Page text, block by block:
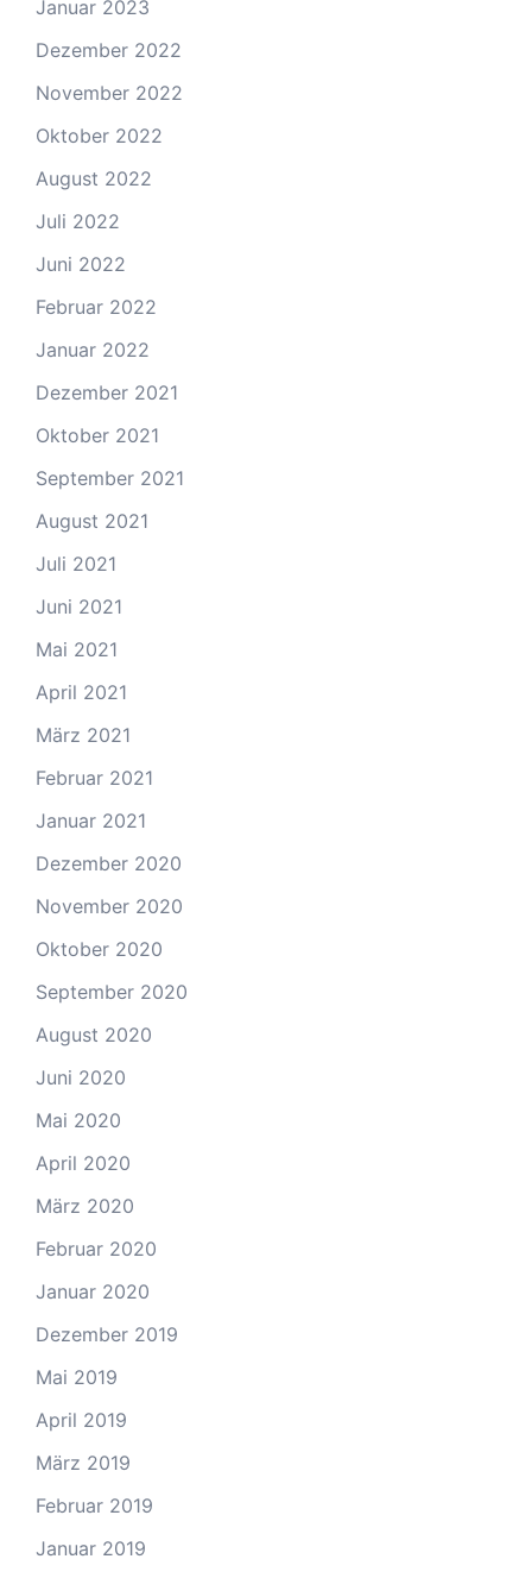
Januar 2023
Dezember 2022
November 2022
Oktober 2022
August 2022
Juli 2022
Juni 2022
Februar 2022
Januar 2022
Dezember 2021
Oktober 2021
September 2021
August 2021
Juli 2021
Juni 2021
Mai 2021
April 2021
März 2021
Februar 2021
Januar 2021
Dezember 2020
November 2020
Oktober 2020
September 2020
August 2020
Juni 2020
Mai 2020
April 2020
März 2020
Februar 2020
Januar 2020
Dezember 2019
Mai 2019
April 2019
März 2019
Februar 2019
Januar 2019